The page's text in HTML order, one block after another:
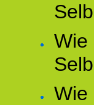
Wie
Wie